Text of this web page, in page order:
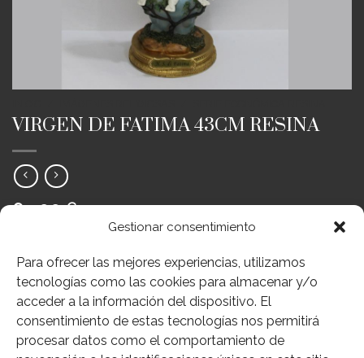
Gestionar consentimiento
Para ofrecer las mejores experiencias, utilizamos
tecnologías como las cookies para almacenar y/o
acceder a la información del dispositivo. El
consentimiento de estas tecnologías nos permitirá
procesar datos como el comportamiento de
VIRGEN DE FATIMA 43CM RESINA
64,00€
1 disponibles
AÑADIR AL CARRITO
Añadir a deseos